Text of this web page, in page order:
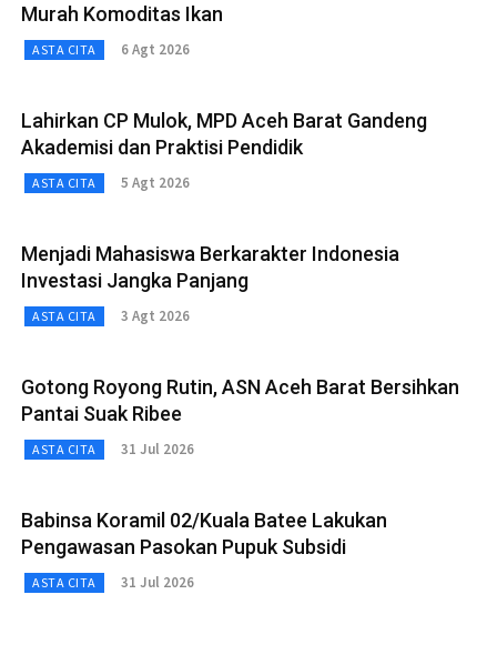
Murah Komoditas Ikan
ASTA CITA 6 Agt 2026
Lahirkan CP Mulok, MPD Aceh Barat Gandeng
Akademisi dan Praktisi Pendidik
ASTA CITA 5 Agt 2026
Menjadi Mahasiswa Berkarakter Indonesia
Investasi Jangka Panjang
ASTA CITA 3 Agt 2026
Gotong Royong Rutin, ASN Aceh Barat Bersihkan
Pantai Suak Ribee
ASTA CITA 31 Jul 2026
Babinsa Koramil 02/Kuala Batee Lakukan
Pengawasan Pasokan Pupuk Subsidi
ASTA CITA 31 Jul 2026